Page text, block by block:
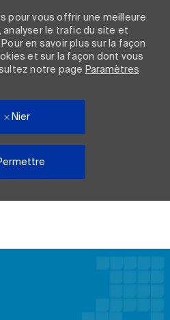
pour vous offrir une meilleure
le trafic du site et
en savoir plus sur la façon
et sur la façon dont vous
notre page Paramètres
Nier